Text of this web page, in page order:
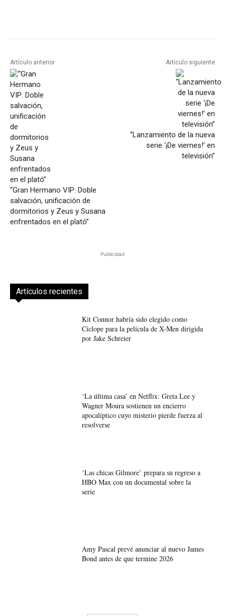
Artículo anterior
“Gran Hermano VIP: Doble
salvación, unificación de
dormitorios y Zeus y Susana
enfrentados en el plató”
Artículo siguiente
“Lanzamiento de la nueva
serie ‘¡De viernes!’ en
televisión”
Publicidad
Artículos recientes
Kit Connor habría sido elegido como
Cíclope para la película de X-Men dirigida
por Jake Schreier
‘La última casa’ en Netflix: Greta Lee y
Wagner Moura sostienen un encierro
apocalíptico cuyo misterio pierde fuerza al
resolverse
‘Las chicas Gilmore’ prepara su regreso a
HBO Max con un documental sobre la
serie
Amy Pascal prevé anunciar al nuevo James
Bond antes de que termine 2026